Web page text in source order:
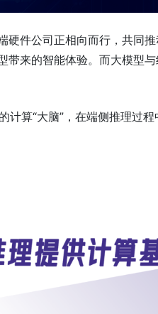
硬件公司正相向而行，共同
带来的智能体验。而大模型
计算“大脑”，在端侧推理过程